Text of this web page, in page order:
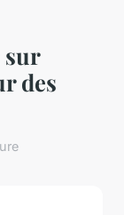
sur
des